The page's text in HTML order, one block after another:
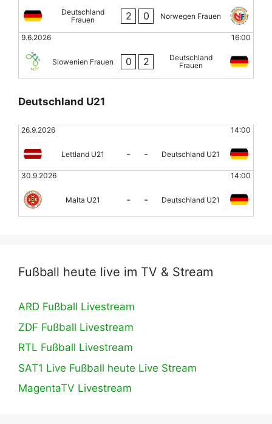
Deutschland
Frauen
2 0 Norwegen Frauen
9.6.2026 16:00
Slowenien Frauen 0 2
Deutschland
Frauen
Deutschland U21
26.9.2026 14:00
Lettland U21 - - Deutschland U21
30.9.2026 14:00
Malta U21 - - Deutschland U21
Fußball heute live im TV & Stream
ARD Fußball Livestream
ZDF Fußball Livestream
RTL Fußball Livestream
SAT1 Live Fußball heute Live Stream
MagentaTV Livestream